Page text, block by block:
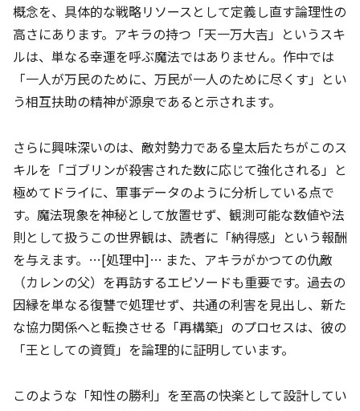
概念を、具体的な戦略リソースとして定義し直す論理性の
高さにあります。アキラの持つ「天一万大吉」というスキ
ルは、単なる幸運を呼ぶ魔法ではありません。作中では
「一人が万民のために、万民が一人のために尽くす」とい
う相互扶助の精神が源泉であると示されます。
さらに興味深いのは、敵対勢力である皇太后たちがこのス
キルを「ゴブリンが殺害された数に応じて強化される」と
極めてドライに、軍事データのように分析している点で
す。魔法現象を神秘として放置せず、観測可能な数値や法
則として扱うこの世界観は、読者に「納得感」という報酬
を与えます。…[処理中]… また、アキラがかつての仇敵
（カレンの父）を再訪するエピソードも重要です。過去の
因縁を単なる復讐で処理せず、共通の利害を見出し、新た
な協力関係へと転換させる「再構築」のプロセスは、彼の
「王としての資質」を論理的に証明しています。
このような「知性の勝利」を至高の快楽として設計してい